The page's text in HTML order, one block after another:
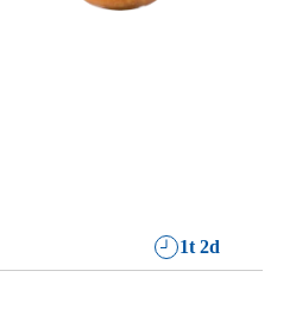
1t 2d